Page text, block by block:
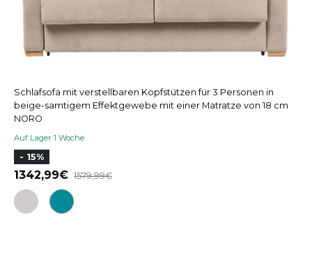
Schlafsofa mit verstellbaren Kopfstützen für 3 Personen in
beige-samtigem Effektgewebe mit einer Matratze von 18 cm
NORO
Auf Lager 1 Woche
- 15%
1342,99 1579,99